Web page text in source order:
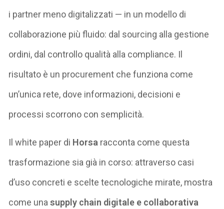
i partner meno digitalizzati — in un modello di
collaborazione più fluido: dal sourcing alla gestione
ordini, dal controllo qualità alla compliance. Il
risultato è un procurement che funziona come
un’unica rete, dove informazioni, decisioni e
processi scorrono con semplicità.
Il white paper di Horsa racconta come questa
trasformazione sia già in corso: attraverso casi
d’uso concreti e scelte tecnologiche mirate, mostra
come unasupply chain digitale e collaborativa